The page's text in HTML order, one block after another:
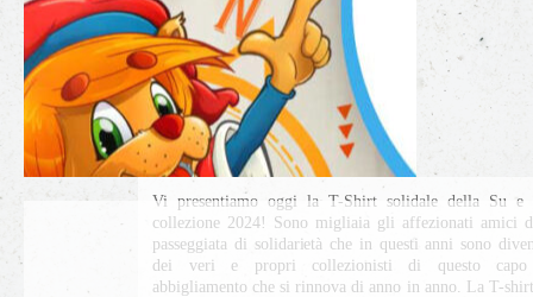
Vi presentiamo oggi la T-Shirt solidale della Su e
collezione 2024! Sono migliaia gli affezionati amici
passeggiata di solidarietà che in questi anni sono
dei veri e propri collezionisti di questo
abbigliamento che si rinnova di anno in anno. La T-